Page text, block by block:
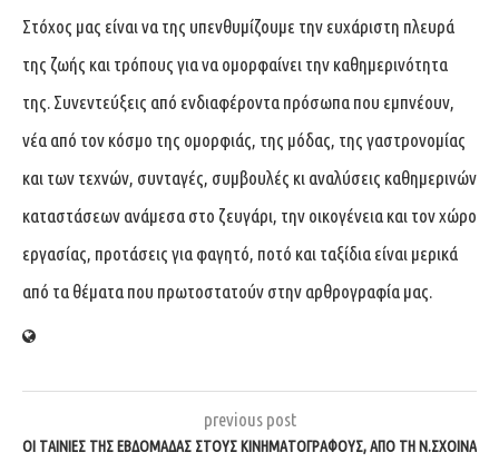
Στόχος μας είναι να της υπενθυμίζουμε την ευχάριστη πλευρά
της ζωής και τρόπους για να ομορφαίνει την καθημερινότητα
της. Συνεντεύξεις από ενδιαφέροντα πρόσωπα που εμπνέουν,
νέα από τον κόσμο της ομορφιάς, της μόδας, της γαστρονομίας
και των τεχνών, συνταγές, συμβουλές κι αναλύσεις καθημερινών
καταστάσεων ανάμεσα στο ζευγάρι, την οικογένεια και τον χώρο
εργασίας, προτάσεις για φαγητό, ποτό και ταξίδια είναι μερικά
από τα θέματα που πρωτοστατούν στην αρθρογραφία μας.
previous post
ΟΙ ΤΑΙΝΊΕΣ ΤΗΣ ΕΒΔΟΜΆΔΑΣ ΣΤΟΥΣ ΚΙΝΗΜΑΤΟΓΡΆΦΟΥΣ, ΑΠΌ ΤΗ Ν.ΣΧΟΙΝΆ